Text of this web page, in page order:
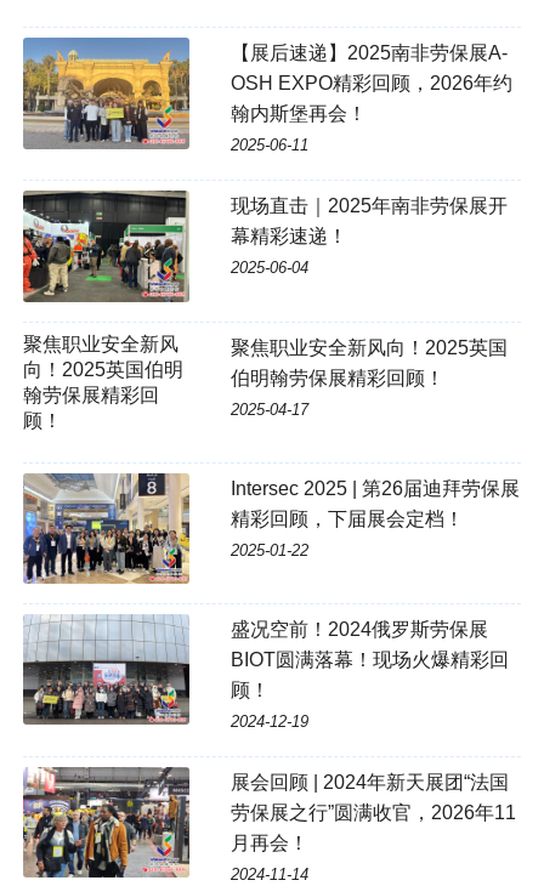
【展后速递】2025南非劳保展A-
OSH EXPO精彩回顾，2026年约
翰内斯堡再会！
2025-06-11
现场直击｜2025年南非劳保展开
幕精彩速递！
2025-06-04
聚焦职业安全新风向！2025英国
伯明翰劳保展精彩回顾！
2025-04-17
Intersec 2025 | 第26届迪拜劳保展
精彩回顾，下届展会定档！
2025-01-22
盛况空前！2024俄罗斯劳保展
BIOT圆满落幕！现场火爆精彩回
顾！
2024-12-19
展会回顾 | 2024年新天展团“法国
劳保展之行”圆满收官，2026年11
月再会！
2024-11-14